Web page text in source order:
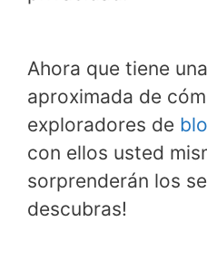
Ahora que tiene
aproximada de
exploradores de
con ellos usted
sorprenderán los
descubras!